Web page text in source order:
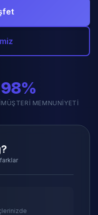
98%
MÜŞTERI MEMNUNIYETI